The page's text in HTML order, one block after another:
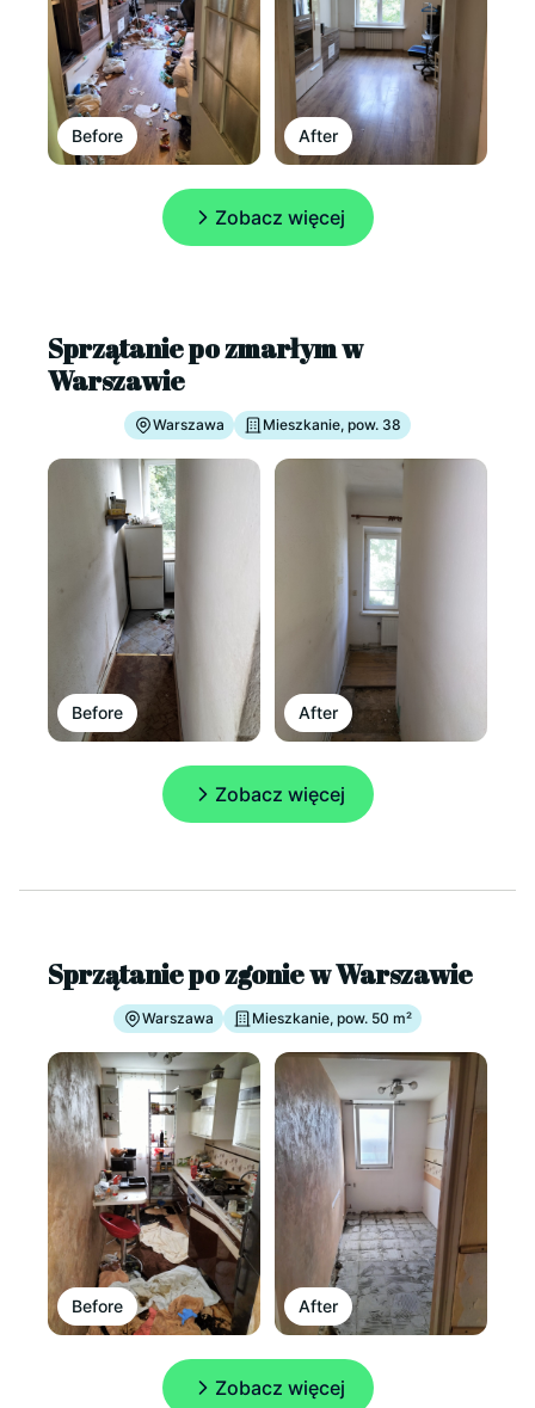
Before After
Zobacz więcej
Sprzątanie po zmarłym w
Warszawie
Warszawa Mieszkanie, pow. 38
Before After
Zobacz więcej
Sprzątanie po zgonie w Warszawie
Warszawa Mieszkanie, pow. 50 m²
Before After
Zobacz więcej